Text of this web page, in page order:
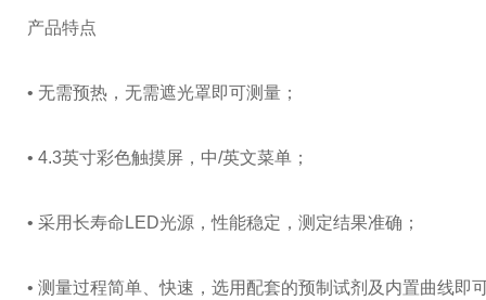
产品特点
• 无需预热，无需遮光罩即可测量；
• 4.3英寸彩色触摸屏，中/英文菜单；
• 采用长寿命LED光源，性能稳定，测定结果准确；
• 测量过程简单、快速，选用配套的预制试剂及内置曲线即